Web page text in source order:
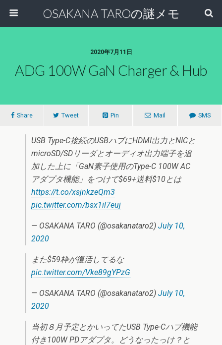
OSAKANA TAROの謎メモ
2020年7月11日
ADG 100W GaN Charger & Hub
Share Tweet Pin Mail SMS
USB Type-C接続のUSBハブにHDMI出力とNICと
microSD/SDリーダとオーディオ出力端子を追
加した上に「GaN素子使用のType-C 100W AC
アダプタ機能」をつけて$69+送料$10とは
https://t.co/xsjnkzeQm3
pic.twitter.com/bsx1il7euj
— OSAKANA TARO (@osakanataro2) July 10,
2020
また$59枠が復活してるな
pic.twitter.com/Vke89gYPzG
— OSAKANA TARO (@osakanataro2) July 10,
2020
当初８月予定とかいってたUSB Type-Cハブ機能
付き100W PDアダプタ。どうなったっけ？と